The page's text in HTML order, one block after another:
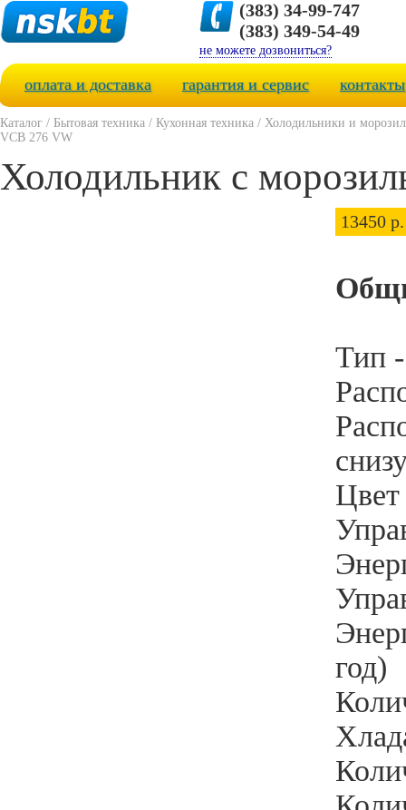
(383) 34-99-747
(383) 349-54-49
не можете дозвониться?
оплата и доставка гарантия и сервис контакты
Каталог / Бытовая техника / Кухонная техника / Холодильники и
VCB 276 VW
Холодильник с
13450 р.
Тип
год)